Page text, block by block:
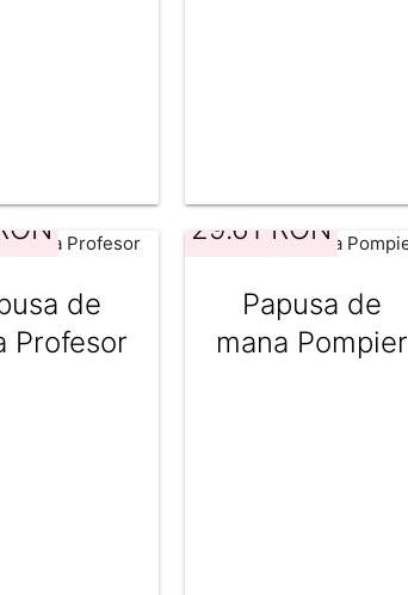
de
Profesor
29.61 RON
Papusa de
mana Pompier